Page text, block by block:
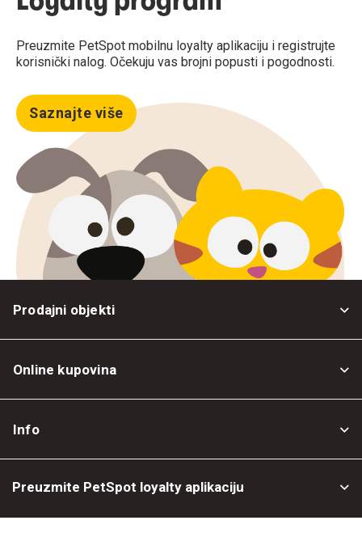
Preuzmite PetSpot mobilnu loyalty aplikaciju i registrujte
korisnički nalog. Očekuju vas brojni popusti i pogodnosti.
Saznajte više
Prodajni objekti
Online kupovina
Info
Preuzmite PetSpot loyalty aplikaciju